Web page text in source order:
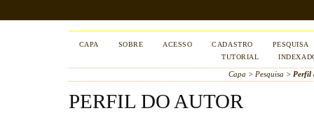
CAPA SOBRE ACESSO CADASTRO
PESQUISA
TUTORIAL
Capa > Pesquisa > Perfil
PERFIL DO AUTOR